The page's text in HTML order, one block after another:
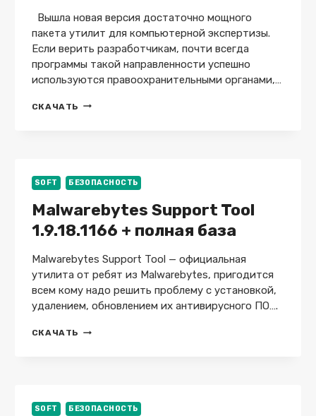
Вышла новая версия достаточно мощного
пакета утилит для компьютерной экспертизы.
Если верить разработчикам, почти всегда
программы такой направленности успешно
используются правоохранительными органами,…
СКАЧАТЬ OSFORENSICS
SOFT БЕЗОПАСНОСТЬ
Malwarebytes Support Tool
1.9.18.1166 + полная база
Malwarebytes Support Tool — официальная
утилита от ребят из Malwarebytes, пригодится
всем кому надо решить проблему с установкой,
удалением, обновлением их антивирусного ПО….
СКАЧАТЬ MALWAREBYTES
БАЗА
SOFT БЕЗОПАСНОСТЬ